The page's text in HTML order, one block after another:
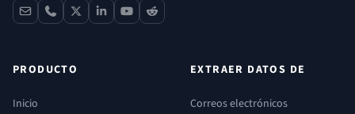
contactphone
x linkedinyoutube
reddit
PRODUCTO
Inicio
EXTRAER DATOS DE
Correos electrónicos